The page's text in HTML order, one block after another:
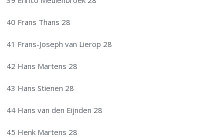
40 Frans Thans 28
41 Frans-Joseph van Lierop 28
42 Hans Martens 28
43 Hans Stienen 28
44 Hans van den Eijnden 28
45 Henk Martens 28